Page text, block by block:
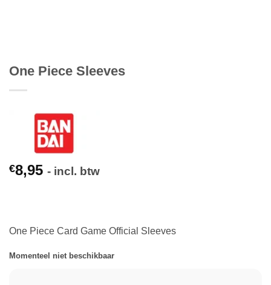
One Piece Sleeves
€8,95 - incl. btw
One Piece Card Game Official Sleeves
Momenteel niet beschikbaar